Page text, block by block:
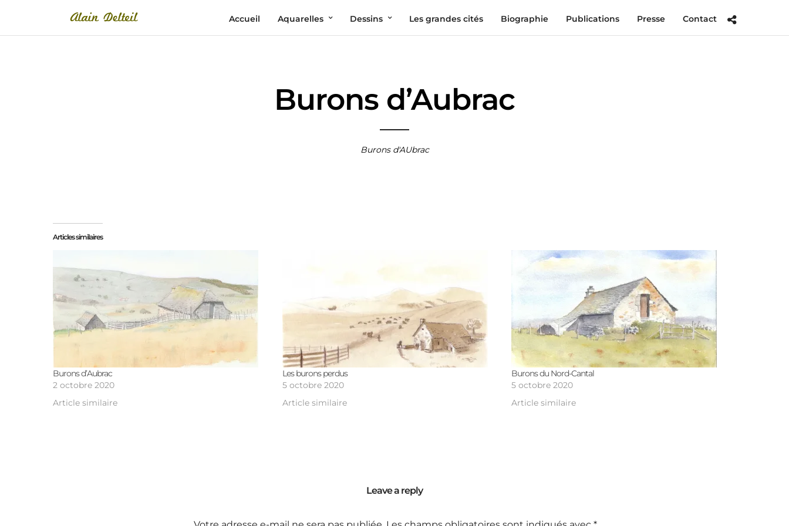
Accueil Aquarelles Dessins Les grandes cités Biographie Publications Presse Contact
Burons d’Aubrac
Burons d'AUbrac
Articles similaires
Burons d’Aubrac
2 octobre 2020
Article similaire
Les burons perdus
5 octobre 2020
Article similaire
Burons du Nord-Cantal
5 octobre 2020
Article similaire
Leave a reply